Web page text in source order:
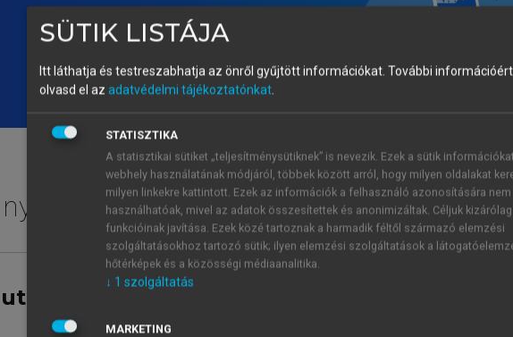
között a magyar irodalomban
az emberiség történelmében –
SÜTIK LISTÁJA
Itt láthatja és testreszabhatja az önről gyűjtött információkat. További
olvasd el az adatvédelmi tájékoztatónkat.
STATISZTIKA
A statisztikai sütiket „teljesítménysütiknek” is nevezik. Ezek a sütik
webhely használatának módjáról, többek között arról, hogy milyen oldalakat
milyen linkekre kattintott. Ezek az információk a felhasználó azonosítására nem
használhatóak, mivel az adatok összesítettek és anonimizáltak. Céljuk
funkcióinak javítása. Ezek közé tartoznak a harmadik féltől származó elemzési
szolgáltatásokhoz tartozó sütik; ilyen elemzési szolgáltatások a
hőtérképek és a közösségi médiaanalitika.
↓ 1 szolgáltatás
MARKETING